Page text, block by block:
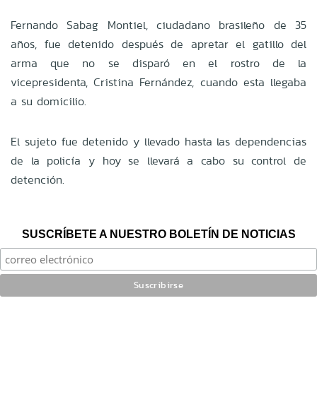
Fernando Sabag Montiel, ciudadano brasileño de 35
años, fue detenido después de apretar el gatillo del
arma que no se disparó en el rostro de la
vicepresidenta, Cristina Fernández, cuando esta llegaba
a su domicilio.
El sujeto fue detenido y llevado hasta las dependencias
de la policía y hoy se llevará a cabo su control de
detención.
SUSCRÍBETE A NUESTRO BOLETÍN DE NOTICIAS